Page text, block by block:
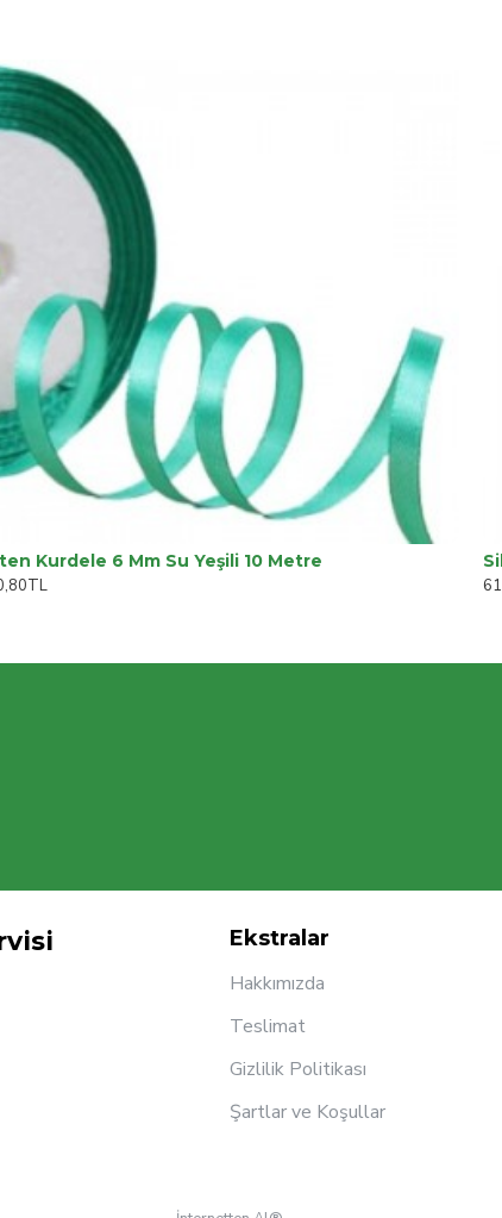
Kurdele 6 Mm Su Yeşili 10 Metre
Ekstralar
Hakkımızda
Teslimat
Gizlilik Politikası
Şartlar ve Koşullar